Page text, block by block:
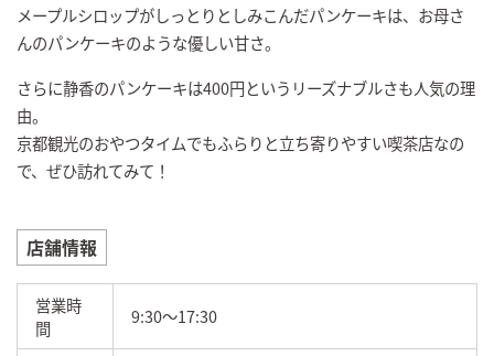
メープルシロップがしっとりとしみこんだパンケーキは、お母さ
んのパンケーキのような優しい甘さ。
さらに静香のパンケーキは400円というリーズナブルさも人気の理
由。
京都観光のおやつタイムでもふらりと立ち寄りやすい喫茶店なの
で、ぜひ訪れてみて！
店舗情報
営業時
間
9:30～17:30